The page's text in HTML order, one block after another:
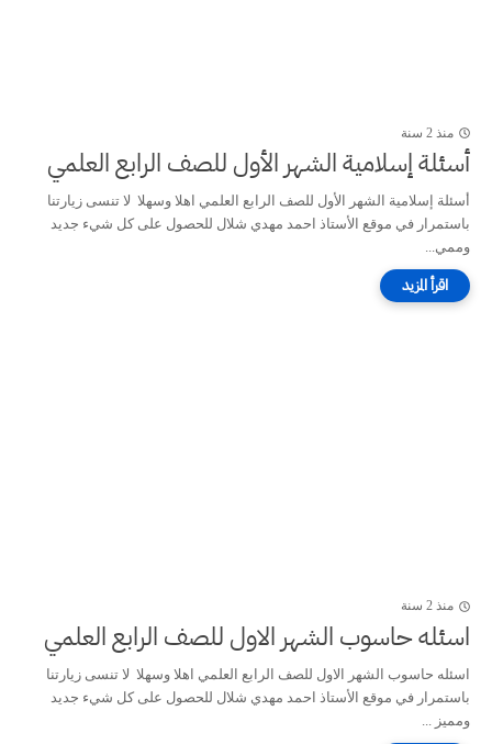
منذ 2 سنة
أسئلة إسلامية الشهر الأول للصف الرابع العلمي
أسئلة إسلامية الشهر الأول للصف الرابع العلمي اهلا وسهلا لا تنسى زيارتنا
باستمرار في موقع الأستاذ احمد مهدي شلال للحصول على كل شيء جديد
وممي...
منذ 2 سنة
اسئله حاسوب الشهر الاول للصف الرابع العلمي
اسئله حاسوب الشهر الاول للصف الرابع العلمي اهلا وسهلا لا تنسى زيارتنا
باستمرار في موقع الأستاذ احمد مهدي شلال للحصول على كل شيء جديد
ومميز ...